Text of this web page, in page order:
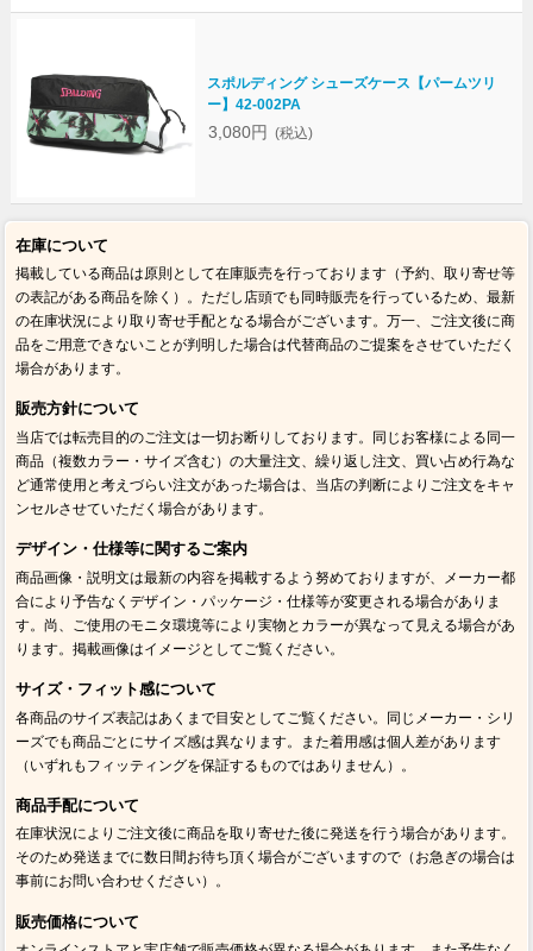
スポルディング シューズケース【パームツリ
ー】42-002PA
3,080円 (税込)
在庫について
掲載している商品は原則として在庫販売を行っております（予約、取り寄せ等
の表記がある商品を除く）。ただし店頭でも同時販売を行っているため、最新
の在庫状況により取り寄せ手配となる場合がございます。万一、ご注文後に商
品をご用意できないことが判明した場合は代替商品のご提案をさせていただく
場合があります。
販売方針について
当店では転売目的のご注文は一切お断りしております。同じお客様による同一
商品（複数カラー・サイズ含む）の大量注文、繰り返し注文、買い占め行為な
ど通常使用と考えづらい注文があった場合は、当店の判断によりご注文をキャ
ンセルさせていただく場合があります。
デザイン・仕様等に関するご案内
商品画像・説明文は最新の内容を掲載するよう努めておりますが、メーカー都
合により予告なくデザイン・パッケージ・仕様等が変更される場合がありま
す。尚、ご使用のモニタ環境等により実物とカラーが異なって見える場合があ
ります。掲載画像はイメージとしてご覧ください。
サイズ・フィット感について
各商品のサイズ表記はあくまで目安としてご覧ください。同じメーカー・シリ
ーズでも商品ごとにサイズ感は異なります。また着用感は個人差があります
（いずれもフィッティングを保証するものではありません）。
商品手配について
在庫状況によりご注文後に商品を取り寄せた後に発送を行う場合があります。
そのため発送までに数日間お待ち頂く場合がございますので（お急ぎの場合は
事前にお問い合わせください）。
販売価格について